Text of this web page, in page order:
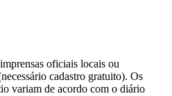
oficiais locais ou
cadastro gratuito). Os
variam de acordo com o diário